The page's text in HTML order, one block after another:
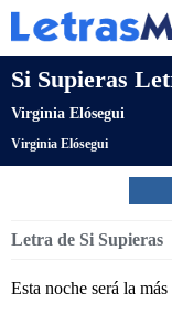
Si Supieras
Virginia Elósegui
Virginia Elósegui
Letra de Si Supieras
Esta noche será la